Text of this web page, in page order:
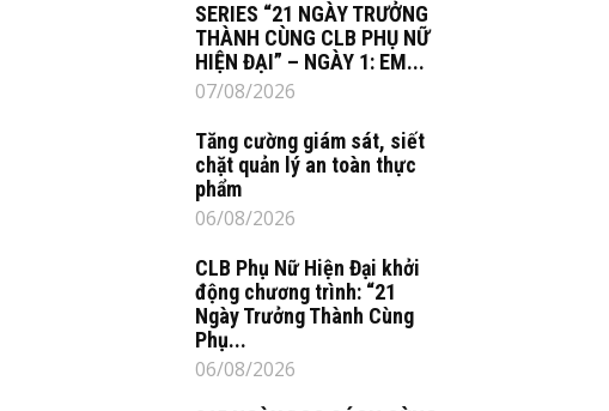
SERIES “21 NGÀY TRƯỞNG
THÀNH CÙNG CLB PHỤ NỮ
HIỆN ĐẠI” – NGÀY 1: EM...
07/08/2026
Tăng cường giám sát, siết
chặt quản lý an toàn thực
phẩm
06/08/2026
CLB Phụ Nữ Hiện Đại khởi
động chương trình: “21
Ngày Trưởng Thành Cùng
Phụ...
06/08/2026